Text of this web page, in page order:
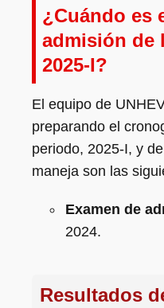
¿Cuándo es
admisión de
2025-I?
El equipo de
preparando el
periodo, 2025-I, y
maneja son las
Examen de
2024.
Resultados